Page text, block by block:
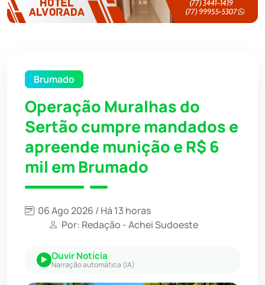
Brumado
Operação Muralhas do
Sertão cumpre mandados e
apreende munição e R$ 6
mil em Brumado
06 Ago 2026 / Há 13 horas
Por: Redação - Achei Sudoeste
Ouvir Notícia
Narração automática (IA)